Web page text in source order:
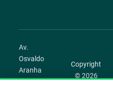
Av.
Osvaldo
Aranha
1022 –
Copyright
© 2026